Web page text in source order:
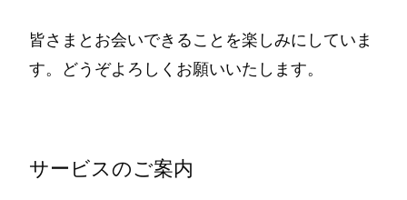
皆さまとお会いできることを楽しみにしていま
す。どうぞよろしくお願いいたします。
サービスのご案内